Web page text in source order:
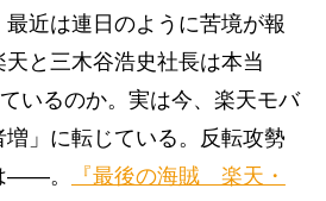
最近は連日のように苦境が報
天と三木谷浩史社長は本当
いるのか。実は今、楽天モバ
」に転じている。反転攻勢
――。
『最後の海賊 楽天・